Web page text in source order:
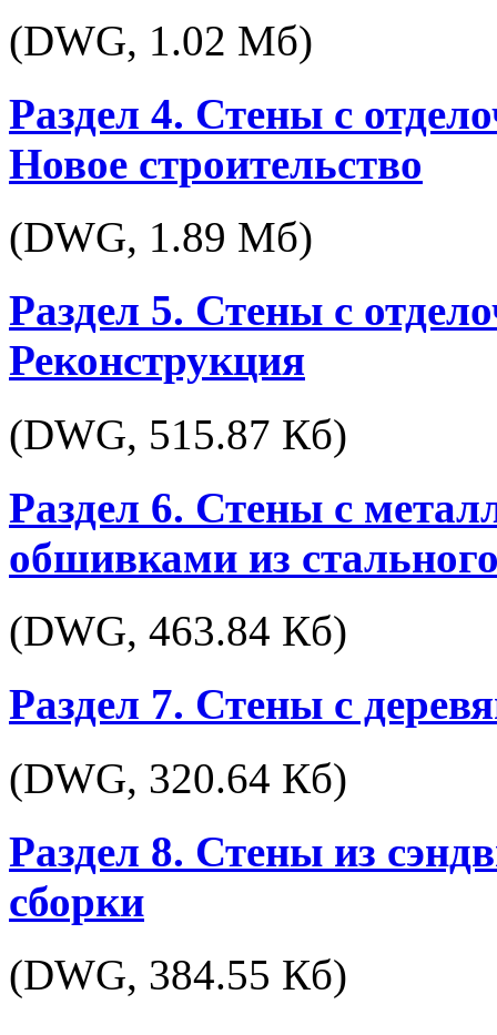
(DWG, 1.02 Мб)
Раздел 4. Стены с
Новое строительство
(DWG, 1.89 Мб)
Раздел 5. Стены с
Реконструкция
(DWG, 515.87 Кб)
Раздел 6. Стены с
обшивками из
(DWG, 463.84 Кб)
Раздел 7. Стены с
(DWG, 320.64 Кб)
Раздел 8. Стены из
сборки
(DWG, 384.55 Кб)